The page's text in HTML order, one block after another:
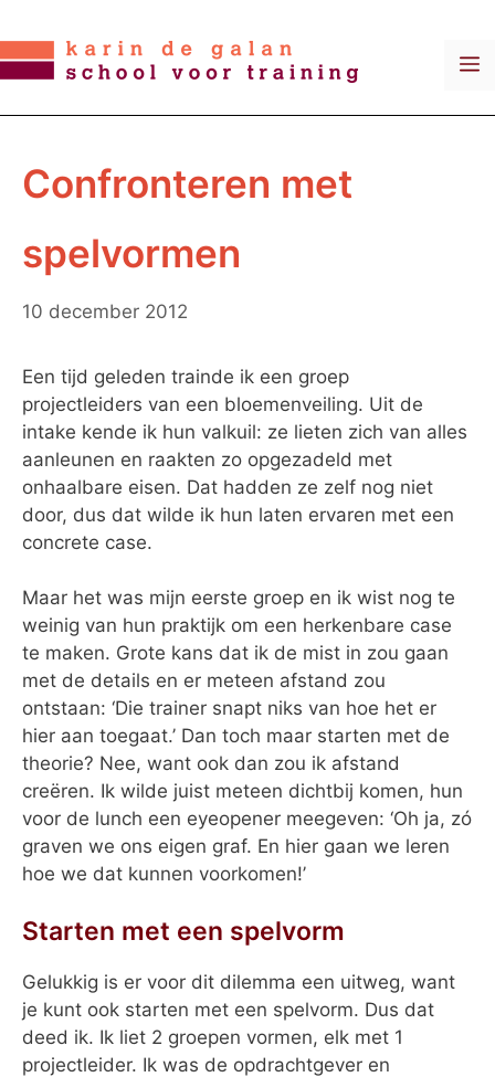
naar
de
Confronteren met
spelvormen
10 december 2012
Een tijd geleden trainde ik een groep
projectleiders van een bloemenveiling. Uit de
intake kende ik hun valkuil: ze lieten zich van alles
aanleunen en raakten zo opgezadeld met
onhaalbare eisen. Dat hadden ze zelf nog niet
door, dus dat wilde ik hun laten ervaren met een
concrete case.
Maar het was mijn eerste groep en ik wist nog te
weinig van hun praktijk om een herkenbare case
te maken. Grote kans dat ik de mist in zou gaan
met de details en er meteen afstand zou
ontstaan: ‘Die trainer snapt niks van hoe het er
hier aan toegaat.’ Dan toch maar starten met de
theorie? Nee, want ook dan zou ik afstand
creëren. Ik wilde juist meteen dichtbij komen, hun
voor de lunch een eyeopener meegeven: ‘Oh ja, zó
graven we ons eigen graf. En hier gaan we leren
hoe we dat kunnen voorkomen!’
Starten met een spelvorm
Gelukkig is er voor dit dilemma een uitweg, want
je kunt ook starten met een spelvorm. Dus dat
deed ik. Ik liet 2 groepen vormen, elk met 1
projectleider. Ik was de opdrachtgever en